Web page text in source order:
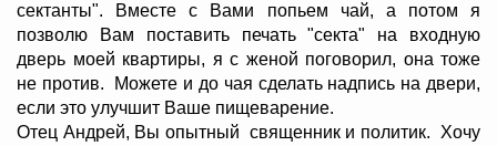
сектанты". Вместе с Вами попьем чай, а потом я
позволю Вам поставить печать "секта" на входную
дверь моей квартиры, я с женой поговорил, она тоже
не против. Можете и до чая сделать надпись на двери,
если это улучшит Ваше пищеварение.
Отец Андрей, Вы опытный священник и политик. Хочу